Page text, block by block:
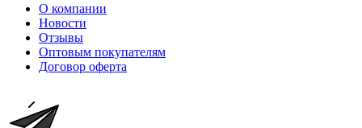
О компании
Новости
Отзывы
Оптовым покупателям
Договор оферта